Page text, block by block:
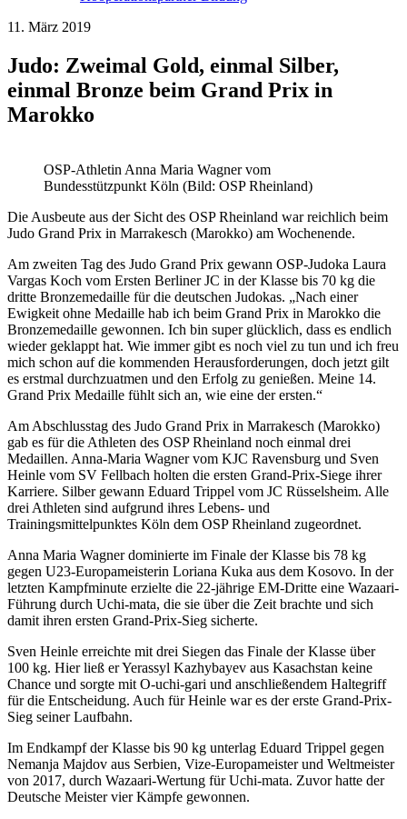
11. März 2019
Judo: Zweimal Gold, einmal Silber,
einmal Bronze beim Grand Prix in
Marokko
OSP-Athletin Anna Maria Wagner vom
Bundesstützpunkt Köln (Bild: OSP Rheinland)
Die Ausbeute aus der Sicht des OSP Rheinland war reichlich beim
Judo Grand Prix in Marrakesch (Marokko) am Wochenende.
Am zweiten Tag des Judo Grand Prix gewann OSP-Judoka Laura
Vargas Koch vom Ersten Berliner JC in der Klasse bis 70 kg die
dritte Bronzemedaille für die deutschen Judokas. „Nach einer
Ewigkeit ohne Medaille hab ich beim Grand Prix in Marokko die
Bronzemedaille gewonnen. Ich bin super glücklich, dass es endlich
wieder geklappt hat. Wie immer gibt es noch viel zu tun und ich freu
mich schon auf die kommenden Herausforderungen, doch jetzt gilt
es erstmal durchzuatmen und den Erfolg zu genießen. Meine 14.
Grand Prix Medaille fühlt sich an, wie eine der ersten.“
Am Abschlusstag des Judo Grand Prix in Marrakesch (Marokko)
gab es für die Athleten des OSP Rheinland noch einmal drei
Medaillen. Anna-Maria Wagner vom KJC Ravensburg und Sven
Heinle vom SV Fellbach holten die ersten Grand-Prix-Siege ihrer
Karriere. Silber gewann Eduard Trippel vom JC Rüsselsheim. Alle
drei Athleten sind aufgrund ihres Lebens- und
Trainingsmittelpunktes Köln dem OSP Rheinland zugeordnet.
Anna Maria Wagner dominierte im Finale der Klasse bis 78 kg
gegen U23-Europameisterin Loriana Kuka aus dem Kosovo. In der
letzten Kampfminute erzielte die 22-jährige EM-Dritte eine Wazaari-
Führung durch Uchi-mata, die sie über die Zeit brachte und sich
damit ihren ersten Grand-Prix-Sieg sicherte.
Sven Heinle erreichte mit drei Siegen das Finale der Klasse über
100 kg. Hier ließ er Yerassyl Kazhybayev aus Kasachstan keine
Chance und sorgte mit O-uchi-gari und anschließendem Haltegriff
für die Entscheidung. Auch für Heinle war es der erste Grand-Prix-
Sieg seiner Laufbahn.
Im Endkampf der Klasse bis 90 kg unterlag Eduard Trippel gegen
Nemanja Majdov aus Serbien, Vize-Europameister und Weltmeister
von 2017, durch Wazaari-Wertung für Uchi-mata. Zuvor hatte der
Deutsche Meister vier Kämpfe gewonnen.